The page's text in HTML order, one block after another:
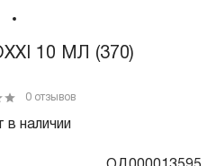
10 МЛ (370)
в наличии
0 отзывов